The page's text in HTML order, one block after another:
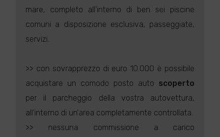
mare, completo all'interno di ben sei piscine
comuni a disposizione esclusiva, passeggiate,
servizi.
>> con sovrapprezzo di euro 10.000 è possibile
acquistare un comodo posto auto scoperto
per il parcheggio della vostra autovettura,
all'interno di un'area completamente controllata.
>> nessuna commissione a carico